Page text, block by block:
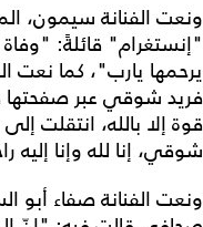
ونعت الفنانة سيمون،
"إنستغرام" قائلةً:
يرحمها يارب"، كما نعت
فريد شوقي عبر
قوة إلا بالله، انتقلت
شوقي، إنا لله وإنا إليه
ونعت الفنانة صفاء أبو